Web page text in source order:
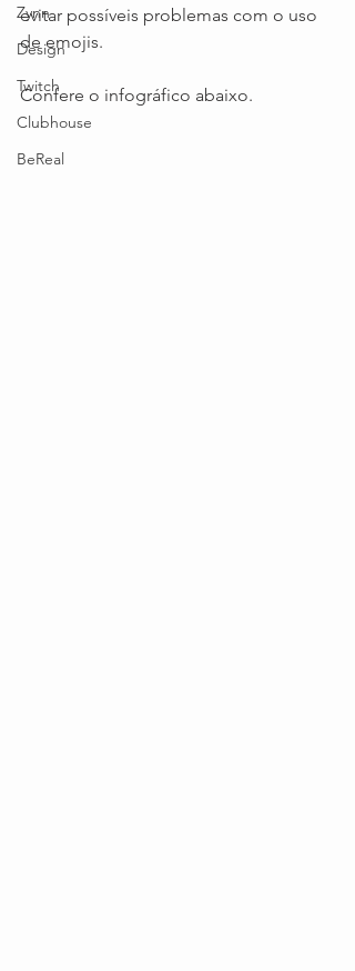
Zynn
Design
Twitch
Clubhouse
BeReal
evitar possíveis problemas com o uso
de emojis.
Confere o infográfico abaixo.